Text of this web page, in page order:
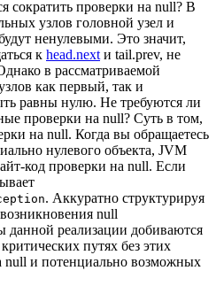
сократить проверки на null? В
узлов головной узел и
ненулевыми. Это значит,
к head.next и tail.prev, не
в рассматриваемой
как первый, так и
равны нулю. Не требуются ли
проверки на null? Суть в том,
на null. Когда вы обращаетесь
нулевого объекта, JVM
код проверки на null. Если
. Аккуратно структурируя
null
данной реализации добиваются
путях без этих
null и потенциально возможных